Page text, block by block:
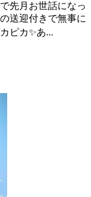
先月お世話になっ
送迎付きで無事に
ピカ✨あ...